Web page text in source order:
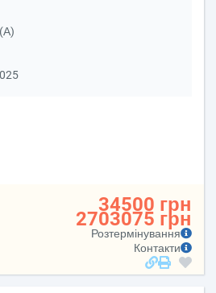
34500 грн
2703075 грн
Розтермінування
Контакти